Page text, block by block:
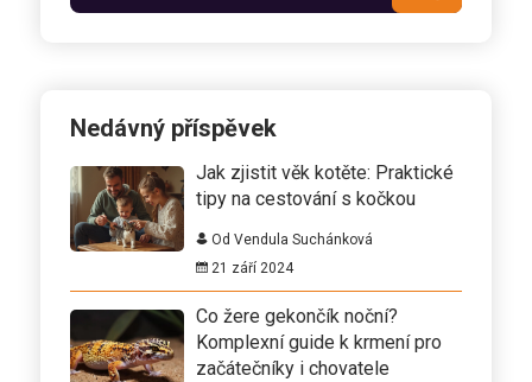
Nedávný příspěvek
Jak zjistit věk kotěte: Praktické
tipy na cestování s kočkou
Od Vendula Suchánková
21 září 2024
Co žere gekončík noční?
Komplexní guide k krmení pro
začátečníky i chovatele